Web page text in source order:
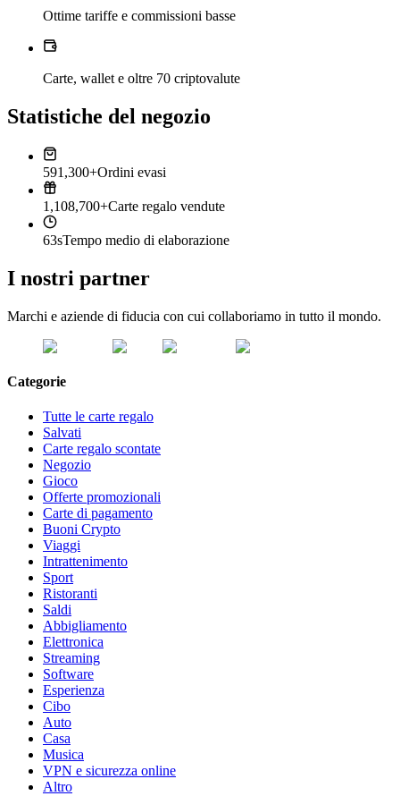
Ottime tariffe e commissioni basse
Carte, wallet e oltre 70 criptovalute
Statistiche del negozio
591,300+Ordini evasi
1,108,700+Carte regalo vendute
63sTempo medio di elaborazione
I nostri partner
Marchi e aziende di fiducia con cui collaboriamo in tutto il mondo.
Categorie
Tutte le carte regalo
Salvati
Carte regalo scontate
Negozio
Gioco
Offerte promozionali
Carte di pagamento
Buoni Crypto
Viaggi
Intrattenimento
Sport
Ristoranti
Saldi
Abbigliamento
Elettronica
Streaming
Software
Esperienza
Cibo
Auto
Casa
Musica
VPN e sicurezza online
Altro